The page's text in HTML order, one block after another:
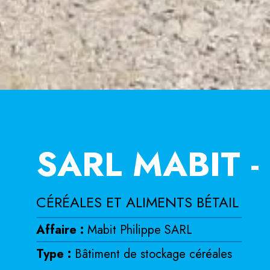
SARL MABIT
CÉRÉALES ET ALIMENTS BÉTAIL
Affaire : Mabit Philippe SARL
Type : Bâtiment de stockage céréales